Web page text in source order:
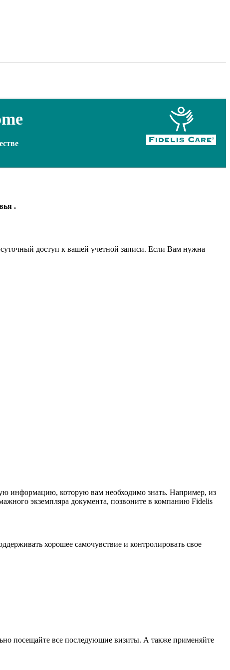
.
доступ к вашей учетной записи. Если Вам нужна
информацию, которую вам необходимо знать. Например, из
экземпляра документа, позвоните в компанию Fidelis
хорошее самочувствие и контролировать свое
посещайте все последующие визиты. А также применяйте